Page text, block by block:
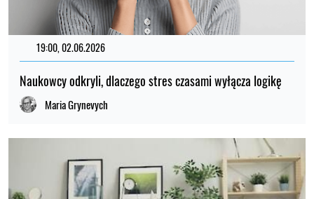
19:00, 02.06.2026
Naukowcy odkryli, dlaczego stres czasami wyłącza logikę
Maria Grynevych